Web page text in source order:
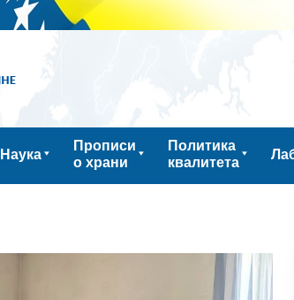
Наука
Прописи
о храни
Политика
квалитета